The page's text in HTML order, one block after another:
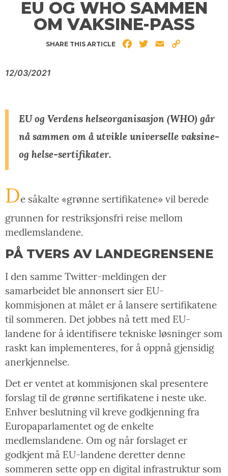
EU OG WHO SAMMEN
OM VAKSINE-PASS
SHARE THIS ARTICLE FacebookTwitterEmail
12/03/2021
EU og Verdens helseorganisasjon (WHO) går
nå sammen om å utvikle universelle vaksine-
og helse-sertifikater.
De såkalte «grønne sertifikatene» vil berede
grunnen for restriksjonsfri reise mellom
medlemslandene.
PÅ TVERS AV LANDEGRENSENE
I den samme Twitter-meldingen der
samarbeidet ble annonsert sier EU-
kommisjonen at målet er å lansere sertifikatene
til sommeren. Det jobbes nå tett med EU-
landene for å identifisere tekniske løsninger som
raskt kan implementeres, for å oppnå gjensidig
anerkjennelse.
Det er ventet at kommisjonen skal presentere
forslag til de grønne sertifikatene i neste uke.
Enhver beslutning vil kreve godkjenning fra
Europaparlamentet og de enkelte
medlemslandene. Om og når forslaget er
godkjent må EU-landene deretter denne
sommeren sette opp en digital infrastruktur som